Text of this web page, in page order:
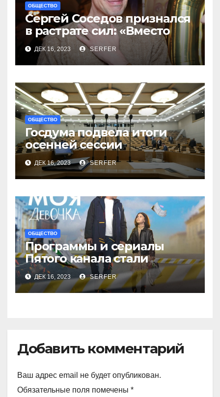
ОБЩЕСТВО
Сергей Соседов признался
в растрате сил: «Вместо
меня взяли Пригожина»
ДЕК 16, 2023 SERFER
ОБЩЕСТВО
Госдума подвела итоги
осенней сессии
на заключительном в 2023
году заседании
ДЕК 16, 2023 SERFER
ОБЩЕСТВО
Программы и сериалы
Пятого канала стали
рекордсменами в
уходящем году
ДЕК 16, 2023 SERFER
Добавить комментарий
Ваш адрес email не будет опубликован.
Обязательные поля помечены *